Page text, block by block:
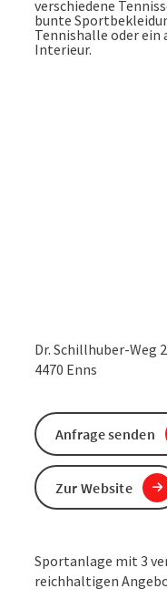
Dr. Schillhuber-Weg 2
4470 Enns
Sportanlage mit 3
reichhaltigen
Anfrage senden
Zur Website